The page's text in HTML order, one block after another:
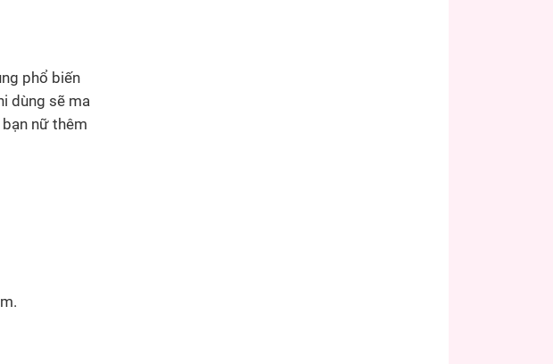
phổ biến
dùng sẽ ma
nữ thêm